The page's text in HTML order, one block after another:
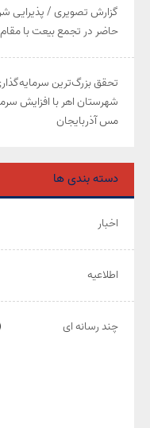
گزارش تصویری / پذیرایی
حاضر در تجمع بیعت با
تحقق بزرگ‌ترین
مس آذربایجان
دسته بندی ها
اخبار
اطلاعیه
چند رسانه ای